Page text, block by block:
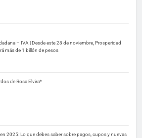
– IVA | Desde este 28 de noviembre, Prosperidad
más de 1 billón de pesos
de Rosa Elvira*
2025: Lo que debes saber sobre pagos, cupos y nuevas